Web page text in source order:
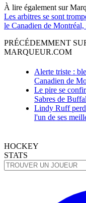
À lire également sur
Les arbitres se sont
le Canadien de Montréal,
PRÉCÉDEMMENT
MARQUEUR.COM
Alerte triste :
Canadien de
Le pire se
Sabres de
Lindy Ruff perd
l'un de ses
HOCKEY
STATS